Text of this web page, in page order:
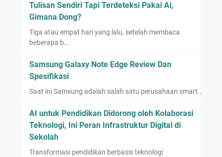
Tulisan Sendiri Tapi Terdeteksi Pakai Ai,
Gimana Dong?
Tiga atau empat hari yang lalu, setelah membaca
beberapa b…
Samsung Galaxy Note Edge Review Dan
Spesifikasi
Saat ini Samsung adalah salah satu perusahaan smart…
AI untuk Pendidikan Didorong oleh Kolaborasi
Teknologi, Ini Peran Infrastruktur Digital di
Sekolah
Transformasi pendidikan berbasis teknologi